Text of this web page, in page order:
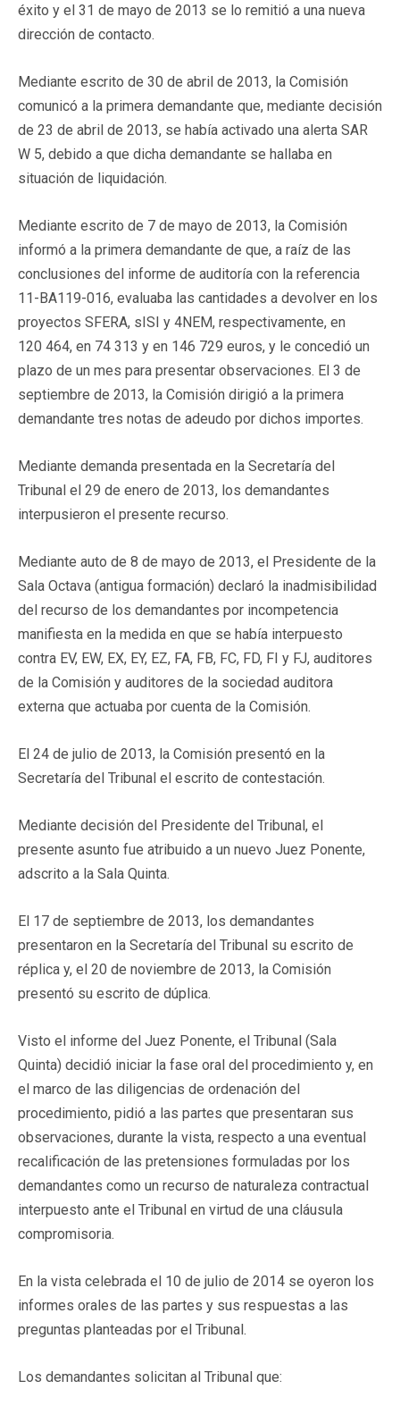
éxito y el 31 de mayo de 2013 se lo remitió a una nueva
dirección de contacto.
Mediante escrito de 30 de abril de 2013, la Comisión
comunicó a la primera demandante que, mediante decisión
de 23 de abril de 2013, se había activado una alerta SAR
W 5, debido a que dicha demandante se hallaba en
situación de liquidación.
Mediante escrito de 7 de mayo de 2013, la Comisión
informó a la primera demandante de que, a raíz de las
conclusiones del informe de auditoría con la referencia
11-BA119-016, evaluaba las cantidades a devolver en los
proyectos SFERA, sISI y 4NEM, respectivamente, en
120 464, en 74 313 y en 146 729 euros, y le concedió un
plazo de un mes para presentar observaciones. El 3 de
septiembre de 2013, la Comisión dirigió a la primera
demandante tres notas de adeudo por dichos importes.
Mediante demanda presentada en la Secretaría del
Tribunal el 29 de enero de 2013, los demandantes
interpusieron el presente recurso.
Mediante auto de 8 de mayo de 2013, el Presidente de la
Sala Octava (antigua formación) declaró la inadmisibilidad
del recurso de los demandantes por incompetencia
manifiesta en la medida en que se había interpuesto
contra EV, EW, EX, EY, EZ, FA, FB, FC, FD, FI y FJ, auditores
de la Comisión y auditores de la sociedad auditora
externa que actuaba por cuenta de la Comisión.
El 24 de julio de 2013, la Comisión presentó en la
Secretaría del Tribunal el escrito de contestación.
Mediante decisión del Presidente del Tribunal, el
presente asunto fue atribuido a un nuevo Juez Ponente,
adscrito a la Sala Quinta.
El 17 de septiembre de 2013, los demandantes
presentaron en la Secretaría del Tribunal su escrito de
réplica y, el 20 de noviembre de 2013, la Comisión
presentó su escrito de dúplica.
Visto el informe del Juez Ponente, el Tribunal (Sala
Quinta) decidió iniciar la fase oral del procedimiento y, en
el marco de las diligencias de ordenación del
procedimiento, pidió a las partes que presentaran sus
observaciones, durante la vista, respecto a una eventual
recalificación de las pretensiones formuladas por los
demandantes como un recurso de naturaleza contractual
interpuesto ante el Tribunal en virtud de una cláusula
compromisoria.
En la vista celebrada el 10 de julio de 2014 se oyeron los
informes orales de las partes y sus respuestas a las
preguntas planteadas por el Tribunal.
Los demandantes solicitan al Tribunal que: